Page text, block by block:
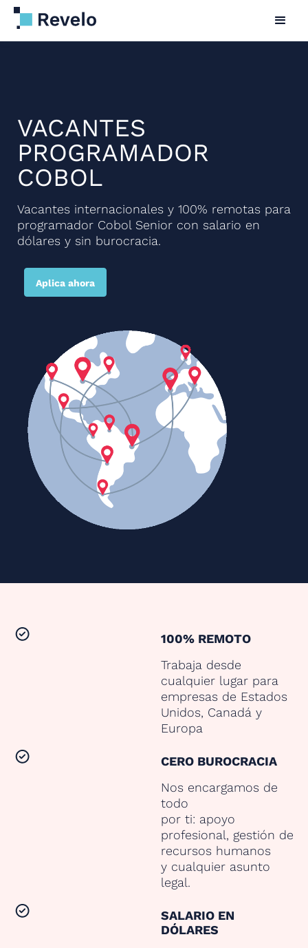
VACANTES
PROGRAMADOR
COBOL
Vacantes internacionales y 100% remotas para
programador Cobol Senior con salario en
dólares y sin burocracia.
Aplica ahora
100% REMOTO
Trabaja desde
cualquier lugar para
empresas de Estados
Unidos, Canadá y
Europa
CERO BUROCRACIA
Nos encargamos de
todo
por ti: apoyo
profesional, gestión de
recursos humanos
y cualquier asunto
legal.
SALARIO EN
DÓLARES